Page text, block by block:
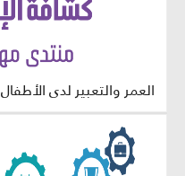
العمر والتعبير لدى الأطفال